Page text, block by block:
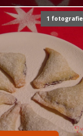
1 fotografie